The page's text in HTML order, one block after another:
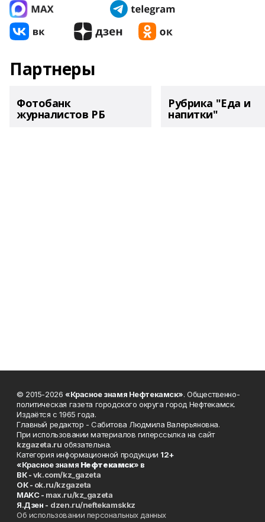
Партнеры
Фотобанк
журналистов РБ
Рубрика "Еда и
напитки"
© 2015-2026 «Красное знамя Нефтекамск». Общественно-
политическая газета городского округа город Нефтекамск.
Издаётся с 1965 года.
Главный редактор - Сабитова Людмила Валерьяновна.
При использовании материалов гиперссылка на сайт
kzgazeta.ru обязательна.
Категория информационной продукции 12+
«Красное знамя Нефтекамск» в
ВК -vk.com/kz_gazeta
ОК - ok.ru/kzgazeta
MAKC - max.ru/kz_gazeta
Я.Дзен - dzen.ru/neftekamskkz
Об использовании персональных данных